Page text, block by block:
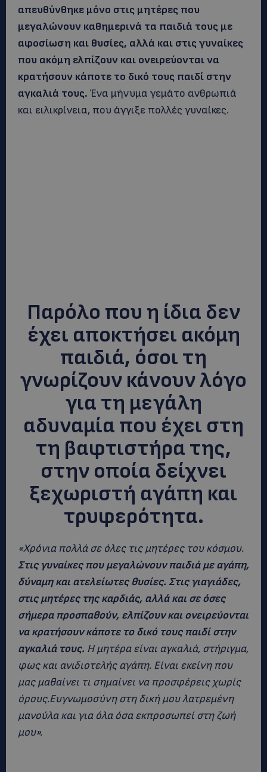
απευθύνθηκε μόνο στις μητέρες που
μεγαλώνουν καθημερινά τα παιδιά τους με
αφοσίωση και θυσίες, αλλά και στις γυναίκες
που ακόμη ελπίζουν και ονειρεύονται να
κρατήσουν κάποτε το δικό τους παιδί στην
αγκαλιά τους. Ένα μήνυμα γεμάτο ανθρωπιά
και ειλικρίνεια, που άγγιξε πολλές γυναίκες.
Παρόλο που η ίδια δεν
έχει αποκτήσει ακόμη
παιδιά, όσοι τη
γνωρίζουν κάνουν λόγο
για τη μεγάλη
αδυναμία που έχει στη
τη βαφτιστήρα της,
στην οποία δείχνει
ξεχωριστή αγάπη και
τρυφερότητα.
«Χρόνια πολλά σε όλες τις μητέρες του κόσμου.
Στις γυναίκες που μεγαλώνουν παιδιά με αγάπη,
δύναμη και ατελείωτες θυσίες. Στις γιαγιάδες,
στις μητέρες της καρδιάς, αλλά και σε όσες
σήμερα προσπαθούν, ελπίζουν και ονειρεύονται
να κρατήσουν κάποτε το δικό τους παιδί στην
αγκαλιά τους. Η μητέρα είναι αγκαλιά, στήριγμα,
φως και ανιδιοτελής αγάπη. Είναι εκείνη που
μας μαθαίνει τι σημαίνει να προσφέρεις χωρίς
όρους.Ευγνωμοσύνη στη δική μου λατρεμένη
μανούλα και για όλα όσα εκπροσωπεί στη ζωή
μου».